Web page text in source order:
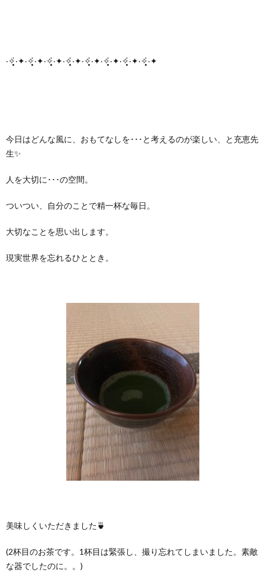
‧✧̣̥̇‧✦‧✧̣̥̇‧✦‧✧̣̥̇‧✦‧✧̣̥̇‧✦‧✧̣̥̇‧✦‧✧̣̥̇‧✦‧✧̣̥̇‧✦‧✧̣̥̇‧✦
今日はどんな風に、おもてなしを･･･と考えるのが楽しい、と充恵先
生✨
人を大切に･･･の空間。
ついつい、自分のことで精一杯な毎日。
大切なことを思い出します。
現実世界を忘れるひととき。
美味しくいただきました🍵
(2杯目のお茶です。1杯目は緊張し、撮り忘れてしまいました。素敵
な器でしたのに。。)